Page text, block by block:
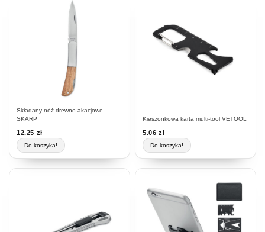
Składany nóż drewno akacjowe
SKARP
12.25 zł
Do koszyka!
Kieszonkowa karta multi-tool VETOOL
5.06 zł
Do koszyka!